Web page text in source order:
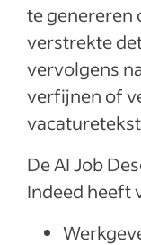
te genereren
verstrekte
vervolgens
verfijnen of
De AI Job
Indeed heeft